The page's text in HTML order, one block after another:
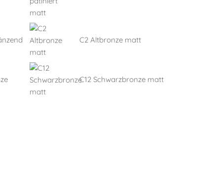
C2 Altbronze matt
C12 Schwarzbronze matt